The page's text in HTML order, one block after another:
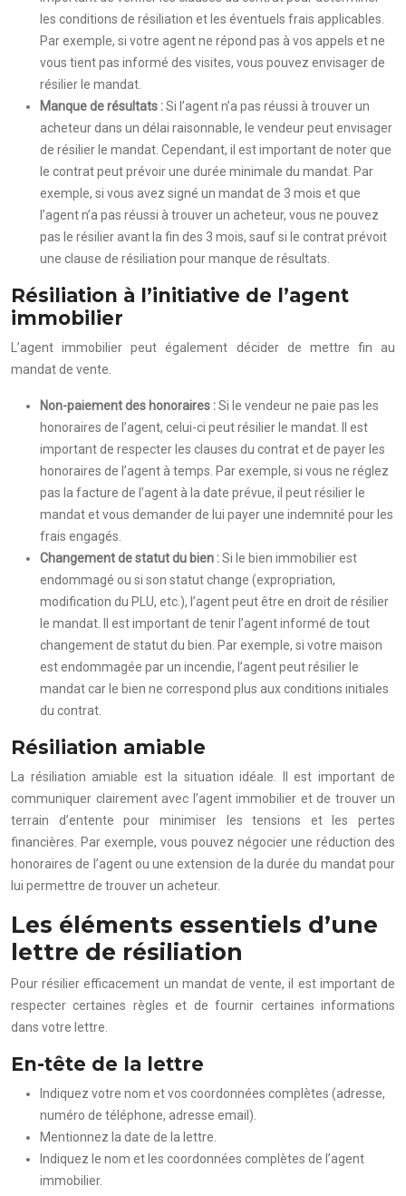
les conditions de résiliation et les éventuels frais applicables.
Par exemple, si votre agent ne répond pas à vos appels et ne
vous tient pas informé des visites, vous pouvez envisager de
résilier le mandat.
Manque de résultats :Si l’agent n’a pas réussi à trouver un
acheteur dans un délai raisonnable, le vendeur peut envisager
de résilier le mandat. Cependant, il est important de noter que
le contrat peut prévoir une durée minimale du mandat. Par
exemple, si vous avez signé un mandat de 3 mois et que
l’agent n’a pas réussi à trouver un acheteur, vous ne pouvez
pas le résilier avant la fin des 3 mois, sauf si le contrat prévoit
une clause de résiliation pour manque de résultats.
Résiliation à l’initiative de l’agent
immobilier
L’agent immobilier peut également décider de mettre fin au
mandat de vente.
Non-paiement des honoraires :Si le vendeur ne paie pas les
honoraires de l’agent, celui-ci peut résilier le mandat. Il est
important de respecter les clauses du contrat et de payer les
honoraires de l’agent à temps. Par exemple, si vous ne réglez
pas la facture de l’agent à la date prévue, il peut résilier le
mandat et vous demander de lui payer une indemnité pour les
frais engagés.
Changement de statut du bien :Si le bien immobilier est
endommagé ou si son statut change (expropriation,
modification du PLU, etc.), l’agent peut être en droit de résilier
le mandat. Il est important de tenir l’agent informé de tout
changement de statut du bien. Par exemple, si votre maison
est endommagée par un incendie, l’agent peut résilier le
mandat car le bien ne correspond plus aux conditions initiales
du contrat.
Résiliation amiable
La résiliation amiable est la situation idéale. Il est important de
communiquer clairement avec l’agent immobilier et de trouver un
terrain d’entente pour minimiser les tensions et les pertes
financières. Par exemple, vous pouvez négocier une réduction des
honoraires de l’agent ou une extension de la durée du mandat pour
lui permettre de trouver un acheteur.
Les éléments essentiels d’une
lettre de résiliation
Pour résilier efficacement un mandat de vente, il est important de
respecter certaines règles et de fournir certaines informations
dans votre lettre.
En-tête de la lettre
Indiquez votre nom et vos coordonnées complètes (adresse,
numéro de téléphone, adresse email).
Mentionnez la date de la lettre.
Indiquez le nom et les coordonnées complètes de l’agent
immobilier.